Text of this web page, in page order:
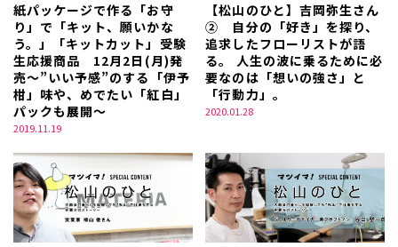
紙パッケージで作る「お守
り」で「キット、願いかな
う。」「キットカット」受験
生応援商品 12月2日(月)発
売～”いい予感”のする「伊予
柑」味や、めでたい「紅白」
パックも展開～
2019.11.19
【松山のひと】吉岡弥生さん
② 自分の「好き」を探り、
追求したフローリストが語
る。 人生の波に乗るために必
要なのは「想いの強さ」と
「行動力」。
2020.01.28